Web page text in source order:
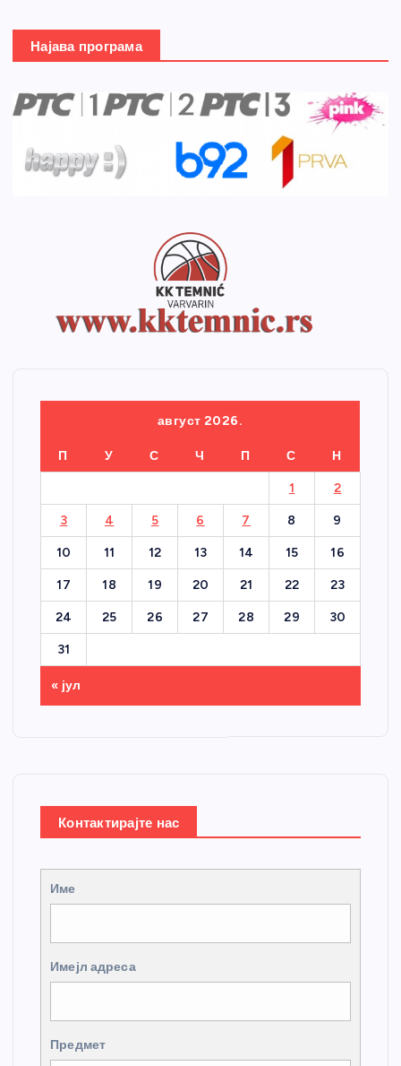
Најава програма
август 2026.
П У С Ч П С Н
1 2
3 4 5 6 7 8 9
10 11 12 13 14 15 16
17 18 19 20 21 22 23
24 25 26 27 28 29 30
31
« јул
Контактирајте нас
Име
Имејл адреса
Предмет